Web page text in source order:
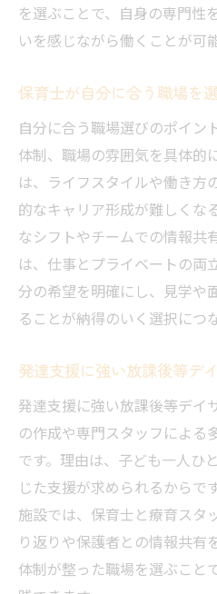
を選ぶことで、自身の専門性
いを感じながら働くことが可
保育士が自分に合う職場を
自分に合う職場選びのポイン
体制、職場の雰囲気を具体的
は、ライフスタイルや働き方
的なキャリア形成が難しくな
なシフトやチームでの情報共
は、仕事とプライベートの両
分の希望を明確にし、見学や
ることが納得のいく選択につ
発達支援に強い放課後等デ
発達支援に強い放課後等デイ
の作成や専門スタッフによる
です。理由は、子ども一人ひ
じた支援が求められるからで
施設では、保育士と療育スタ
り返りや保護者との情報共有
体制が整った職場を選ぶこと